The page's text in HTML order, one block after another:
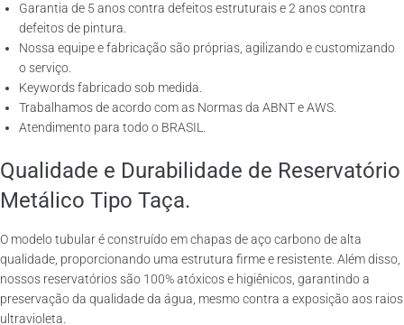
Garantia de 5 anos contra defeitos estruturais e 2 anos contra
defeitos de pintura.
Nossa equipe e fabricação são próprias, agilizando e customizando
o serviço.
Keywords fabricado sob medida.
Trabalhamos de acordo com as Normas da ABNT e AWS.
Atendimento para todo o BRASIL.
Qualidade e Durabilidade de Reservatório
Metálico Tipo Taça.
O modelo tubular é construído em chapas de aço carbono de alta
qualidade, proporcionando uma estrutura firme e resistente. Além disso,
nossos reservatórios são 100% atóxicos e higiênicos, garantindo a
preservação da qualidade da água, mesmo contra a exposição aos raios
ultravioleta.